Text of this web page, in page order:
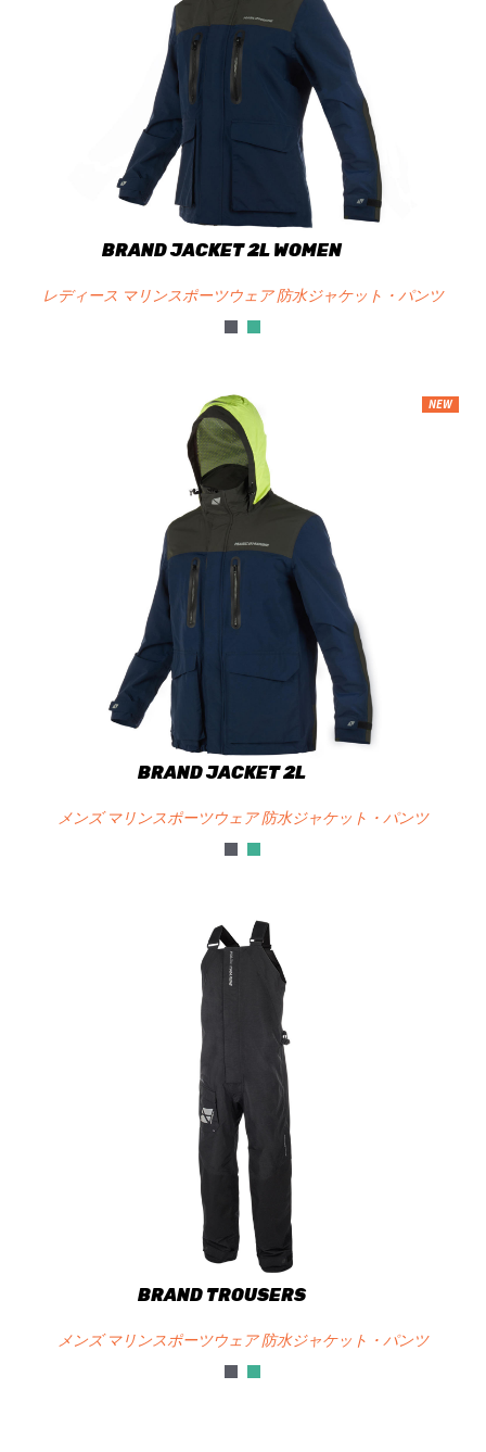
BRAND JACKET 2L WOMEN
レディース マリンスポーツウェア 防水ジャケット・パンツ
NEW
BRAND JACKET 2L
メンズ マリンスポーツウェア 防水ジャケット・パンツ
BRAND TROUSERS
メンズ マリンスポーツウェア 防水ジャケット・パンツ